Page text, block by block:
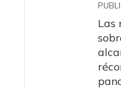
Las